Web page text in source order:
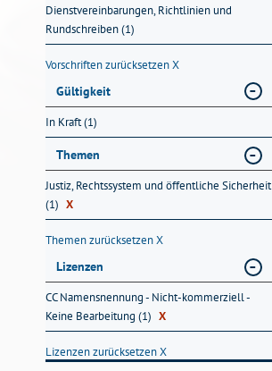
Dienstvereinbarungen, Richtlinien und
Rundschreiben (1)
Vorschriften zurücksetzenX
Gültigkeit
In Kraft (1)
Themen
Justiz, Rechtssystem und öffentliche Sicherheit
(1) X
Themen zurücksetzenX
Lizenzen
CC Namensnennung - Nicht-kommerziell -
Keine Bearbeitung (1) X
Lizenzen zurücksetzenX